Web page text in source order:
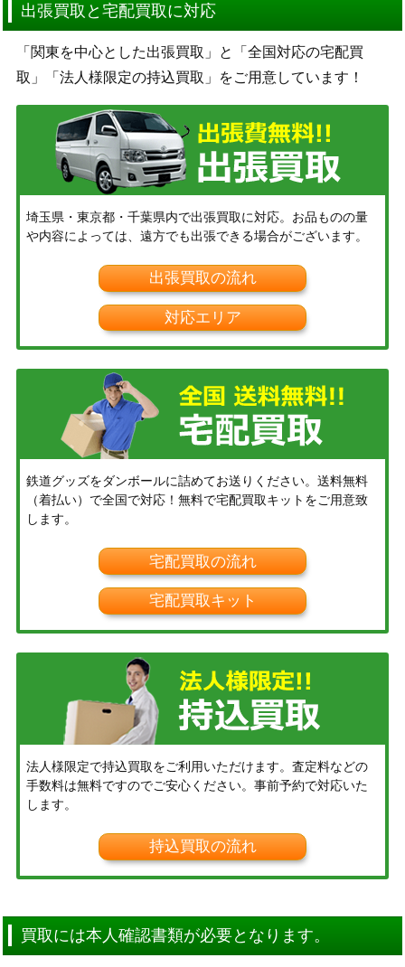
出張買取と宅配買取に対応
「関東を中心とした出張買取」と「全国対応の宅配買
取」「法人様限定の持込買取」をご用意しています！
埼玉県・東京都・千葉県内で出張買取に対応。お品ものの量
や内容によっては、遠方でも出張できる場合がございます。
出張買取の流れ
対応エリア
鉄道グッズをダンボールに詰めてお送りください。送料無料
（着払い）で全国で対応！無料で宅配買取キットをご用意致
します。
宅配買取の流れ
宅配買取キット
法人様限定で持込買取をご利用いただけます。査定料などの
手数料は無料ですのでご安心ください。事前予約で対応いた
します。
持込買取の流れ
買取には本人確認書類が必要となります。